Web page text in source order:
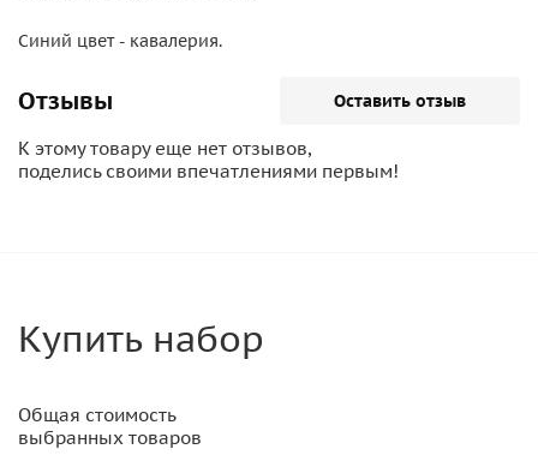
Синий цвет - кавалерия.
Отзывы Оставить отзыв
К этому товару еще нет отзывов,
поделись своими впечатлениями первым!
Купить набор
Общая стоимость
выбранных товаров